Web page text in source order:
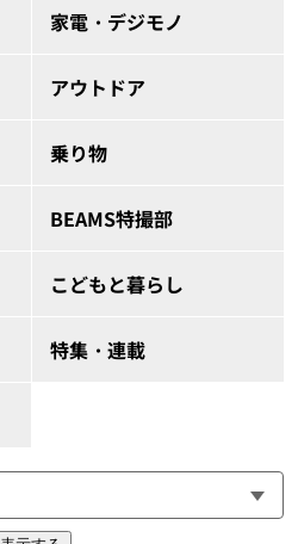
家電・デジモノ
アウトドア
乗り物
BEAMS特撮部
こどもと暮らし
特集・連載